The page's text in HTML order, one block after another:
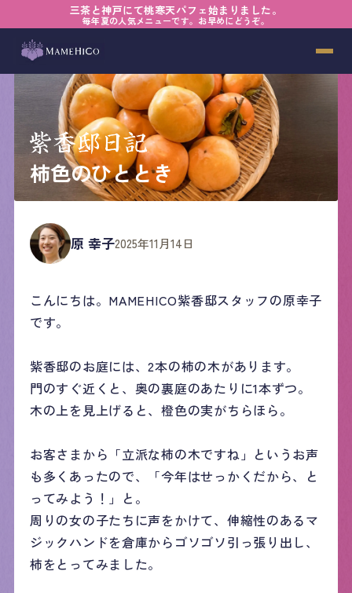
三茶と神戸にて桃寒天パフェ始まりました。
毎年夏の人気メニューです。お早めにどうぞ。
柿色のひととき
原 幸子2025年11月14日
こんにちは。MAMEHICO紫香邸スタッフの原幸子
です。
紫香邸のお庭には、2本の柿の木があります。
門のすぐ近くと、奥の裏庭のあたりに1本ずつ。
木の上を見上げると、橙色の実がちらほら。
お客さまから「立派な柿の木ですね」というお声
も多くあったので、「今年はせっかくだから、と
ってみよう！」と。
周りの女の子たちに声をかけて、伸縮性のあるマ
ジックハンドを倉庫からゴソゴソ引っ張り出し、
柿をとってみました。